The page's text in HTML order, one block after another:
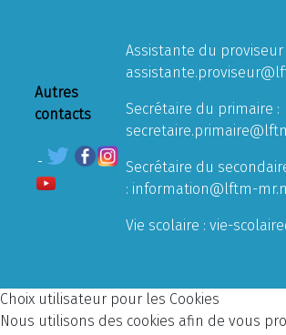
Autres
contacts
Assistante du proviseur
Secrétaire du primaire :
Secrétaire du
: information@lftm-
Vie scolaire : vie-
Choix utilisateur pour les Cookies
Nous utilisons des cookies afin de vous